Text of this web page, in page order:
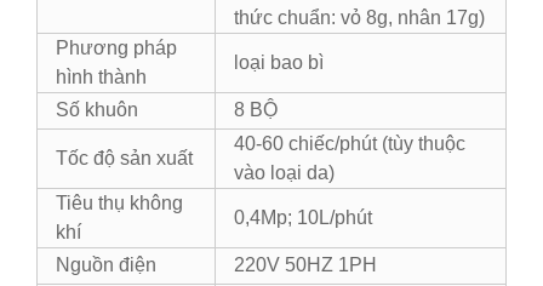
thức chuẩn: vỏ 8g, nhân 17g)
Phương pháp
hình thành
loại bao bì
Số khuôn 8 BỘ
Tốc độ sản xuất
40-60 chiếc/phút (tùy thuộc
vào loại da)
Tiêu thụ không
khí
0,4Mp; 10L/phút
Nguồn điện
220V 50HZ 1PH